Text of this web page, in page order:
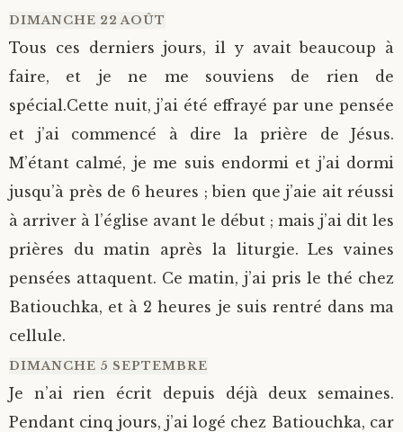
DIMANCHE 22 AOÛT
Tous ces derniers jours, il y avait beaucoup à
faire, et je ne me souviens de rien de
spécial.Cette nuit, j’ai été effrayé par une pensée
et j’ai commencé à dire la prière de Jésus.
M’étant calmé, je me suis endormi et j’ai dormi
jusqu’à près de 6 heures ; bien que j’aie ait réussi
à arriver à l’église avant le début ; mais j’ai dit les
prières du matin après la liturgie. Les vaines
pensées attaquent. Ce matin, j’ai pris le thé chez
Batiouchka, et à 2 heures je suis rentré dans ma
cellule.
DIMANCHE 5 SEPTEMBRE
Je n’ai rien écrit depuis déjà deux semaines.
Pendant cinq jours, j’ai logé chez Batiouchka, car